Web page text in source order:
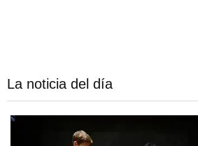
La noticia del día